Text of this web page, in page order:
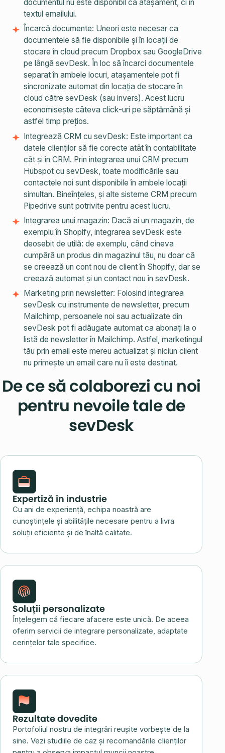
documentul nu este disponibil ca atașament, ci în
textul emailului.
Încarcă documente: Uneori este necesar ca
documentele să fie disponibile și în locații de
stocare în cloud precum Dropbox sau GoogleDrive
pe lângă sevDesk. În loc să încarci documentele
separat în ambele locuri, atașamentele pot fi
sincronizate automat din locația de stocare în
cloud către sevDesk (sau invers). Acest lucru
economisește câteva click-uri pe săptămână și
astfel timp prețios.
Integrează CRM cu sevDesk: Este important ca
datele clienților să fie corecte atât în contabilitate
cât și în CRM. Prin integrarea unui CRM precum
Hubspot cu sevDesk, toate modificările sau
contactele noi sunt disponibile în ambele locații
simultan. Bineînțeles, și alte sisteme CRM precum
Pipedrive sunt potrivite pentru acest lucru.
Integrarea unui magazin: Dacă ai un magazin, de
exemplu în Shopify, integrarea sevDesk este
deosebit de utilă: de exemplu, când cineva
cumpără un produs din magazinul tău, nu doar că
se creează un cont nou de client în Shopify, dar se
creează automat și un contact nou în sevDesk.
Marketing prin newsletter: Folosind integrarea
sevDesk cu instrumente de newsletter, precum
Mailchimp, persoanele noi sau actualizate din
sevDesk pot fi adăugate automat ca abonați la o
listă de newsletter în Mailchimp. Astfel, marketingul
tău prin email este mereu actualizat și niciun client
nu primește un email care nu îi este destinat.
De ce să colaborezi cu noi
pentru nevoile tale de
sevDesk
Expertiză în industrie
Cu ani de experiență, echipa noastră are
cunoștințele și abilitățile necesare pentru a livra
soluții eficiente și de înaltă calitate.
Soluții personalizate
Înțelegem că fiecare afacere este unică. De aceea
oferim servicii de integrare personalizate, adaptate
cerințelor tale specifice.
Rezultate dovedite
Portofoliul nostru de integrări reușite vorbește de la
sine. Vezi studiile de caz și recomandările clienților